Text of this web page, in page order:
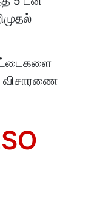
விசாரணை